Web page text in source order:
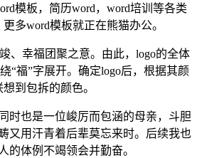
模板，简历word，word培训等各类
多word模板就正在熊猫办公。
幸福团聚之意。由此，logo的全体
“福”字展开。确定logo后，根据其颜
想到包拆的颜色。
也是一位峻厉而包涵的母亲，斗胆
又用汗青着后辈莫忘来时。后续我也
的体例不竭领会并勤奋。